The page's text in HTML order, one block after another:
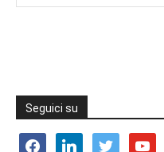
Seguici su
facebooklinkedin twitter youtube